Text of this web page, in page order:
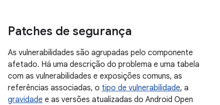
Patches de segurança
As vulnerabilidades são agrupadas pelo componente
afetado. Há uma descrição do problema e uma tabela
com as vulnerabilidades e exposições comuns, as
referências associadas, o tipo de vulnerabilidade, a
gravidade e as versões atualizadas do Android Open